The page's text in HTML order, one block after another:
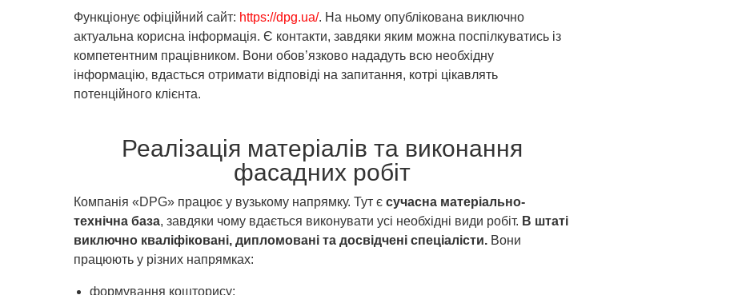
Функціонує офіційний сайт: https://dpg.ua/. На ньому опублікована виключно
актуальна корисна інформація. Є контакти, завдяки яким можна поспілкуватись із
компетентним працівником. Вони обов’язково нададуть всю необхідну
інформацію, вдасться отримати відповіді на запитання, котрі цікавлять
потенційного клієнта.
Реалізація матеріалів та виконання
фасадних робіт
Компанія «DPG» працює у вузькому напрямку. Тут є сучасна матеріально-
технічна база, завдяки чому вдається виконувати усі необхідні види робіт. В штаті
виключно кваліфіковані, дипломовані та досвідчені спеціалісти. Вони
працюють у різних напрямках:
формування кошторису;